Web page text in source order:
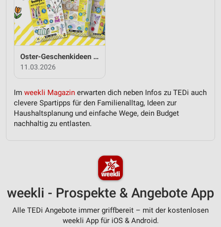
Oster-Geschenkideen von TEDi
11.03.2026
Im weekli Magazin erwarten dich neben Infos zu TEDi auch
clevere Spartipps für den Familienalltag, Ideen zur
Haushaltsplanung und einfache Wege, dein Budget
nachhaltig zu entlasten.
weekli - Prospekte & Angebote App
Alle TEDi Angebote immer griffbereit – mit der kostenlosen
weekli App für iOS & Android.